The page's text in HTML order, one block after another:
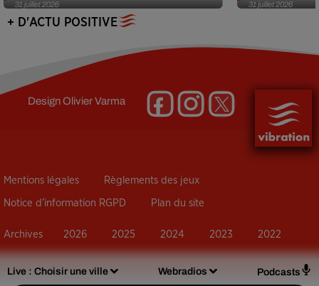
Live : Choisir une ville Webradios Podcasts
31 juillet 2026 31 juillet 2026
+ D'ACTU POSITIVE
DesignOlivier Varma
Mentions légales Règlements des jeux
Notice d’information RGPD Plan du site
Archives 2026 2025 2024 2023 2022